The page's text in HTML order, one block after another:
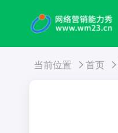
当前位置 首页